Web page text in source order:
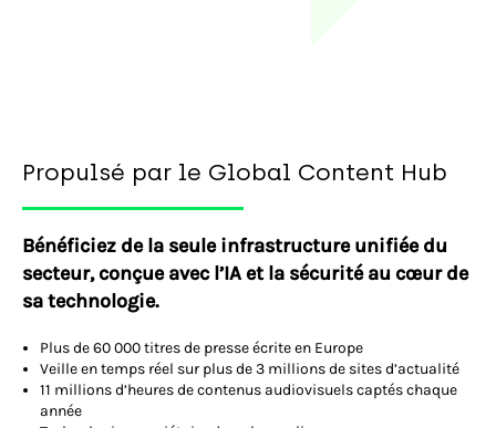
Propulsé par le Global Content Hub
Bénéficiez de la seule infrastructure unifiée du
secteur, conçue avec l’IA et la sécurité au cœur de
sa technologie.
Plus de 60 000 titres de presse écrite en Europe
Veille en temps réel sur plus de 3 millions de sites d’actualité
11 millions d’heures de contenus audiovisuels captés chaque
année